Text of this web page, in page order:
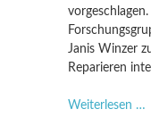
Janis Winzer
Reparieren
Weiterlesen …